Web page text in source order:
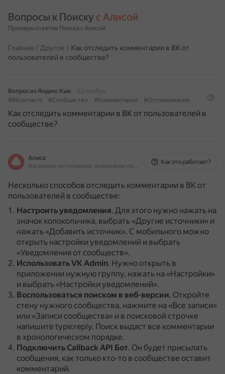
Вопросы к Поиску с Алисой
Примеры ответов Поиска с Алисой
Главная / Другое / Как отследить комментарии в ВК от
пользователей в сообществе?
Вопрос из Яндекс Кью
22 ноября
#ВКонтакте
#Сообщество #Комментарии #Отслеживание
Как отследить комментарии в ВК от пользователей в
сообществе?
Алиса
На основе источников, возможны неточности
Как это работает?
Несколько способов отследить комментарии в ВК от
пользователей в сообществе:
Настроить уведомления. Для этого нужно нажать на
значок колокольчика, выбрать «Другие источники» и
нажать «Добавить источник». С мобильного можно
открыть настройки уведомлений и выбрать
«Уведомления от сообществ».
Использовать VK Admin. Нужно открыть в
приложении нужную группу, нажать на «Настройки»
и выбрать «Настройки уведомлений».
Воспользоваться поиском в веб-версии. Откройте
стену нужного сообщества, нажмите на «Все записи»
или «Записи сообщества» и в поисковой строчке
напишите type:reply. Поиск выдаст все комментарии
в хронологическом порядке.
Подключить Callback API Бот. Он будет присылать
сообщения, как только кто-то в сообществе оставит
комментарий.